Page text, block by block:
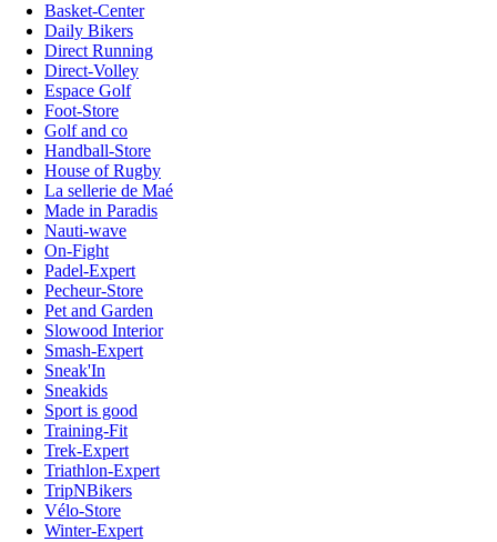
Basket-Center
Daily Bikers
Direct Running
Direct-Volley
Espace Golf
Foot-Store
Golf and co
Handball-Store
House of Rugby
La sellerie de Maé
Made in Paradis
Nauti-wave
On-Fight
Padel-Expert
Pecheur-Store
Pet and Garden
Slowood Interior
Smash-Expert
Sneak'In
Sneakids
Sport is good
Training-Fit
Trek-Expert
Triathlon-Expert
TripNBikers
Vélo-Store
Winter-Expert